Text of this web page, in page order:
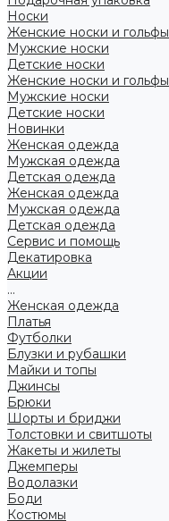
Носки
Женские носки и гольфы
Мужские носки
Детские носки
Женские носки и гольфы
Мужские носки
Детские носки
Новинки
Женская одежда
Мужская одежда
Детская одежда
Женская одежда
Мужская одежда
Детская одежда
Сервис и помощь
Декатировка
Акции
...
Женская одежда
Платья
Футболки
Блузки и рубашки
Майки и топы
Джинсы
Брюки
Шорты и бриджи
Толстовки и свитшоты
Жакеты и жилеты
Джемперы
Водолазки
Боди
Костюмы